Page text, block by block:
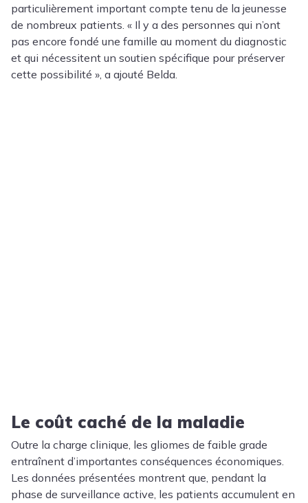
particulièrement important compte tenu de la jeunesse
de nombreux patients. « Il y a des personnes qui n’ont
pas encore fondé une famille au moment du diagnostic
et qui nécessitent un soutien spécifique pour préserver
cette possibilité », a ajouté Belda.
Le coût caché de la maladie
Outre la charge clinique, les gliomes de faible grade
entraînent d’importantes conséquences économiques.
Les données présentées montrent que, pendant la
phase de surveillance active, les patients accumulent en